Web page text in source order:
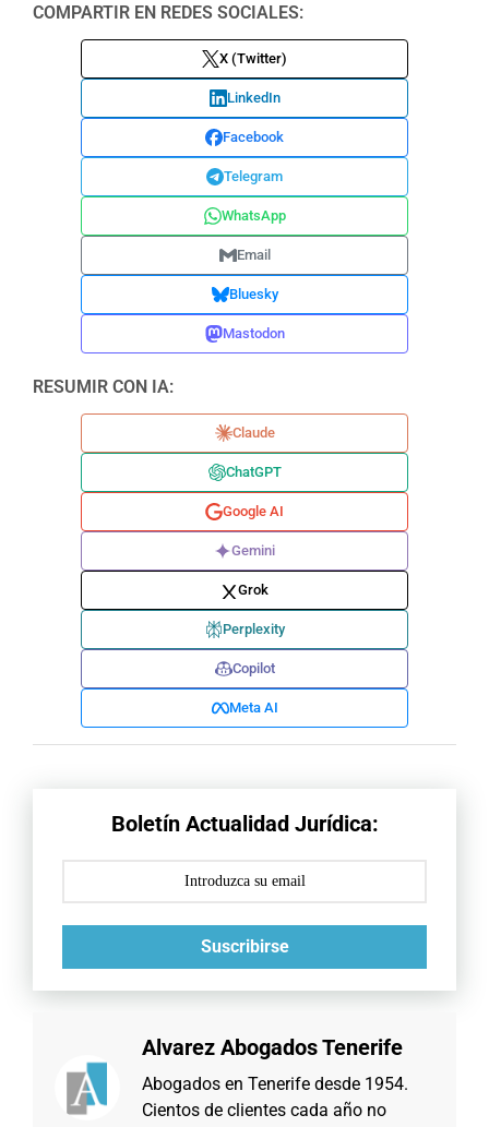
COMPARTIR EN REDES SOCIALES:
X (Twitter)
LinkedIn
Facebook
Telegram
WhatsApp
Email
Bluesky
Mastodon
RESUMIR CON IA:
Claude
ChatGPT
Google AI
Gemini
Grok
Perplexity
Copilot
Meta AI
Boletín Actualidad Jurídica:
Suscribirse
Alvarez Abogados Tenerife
Abogados en Tenerife desde 1954.
Cientos de clientes cada año no